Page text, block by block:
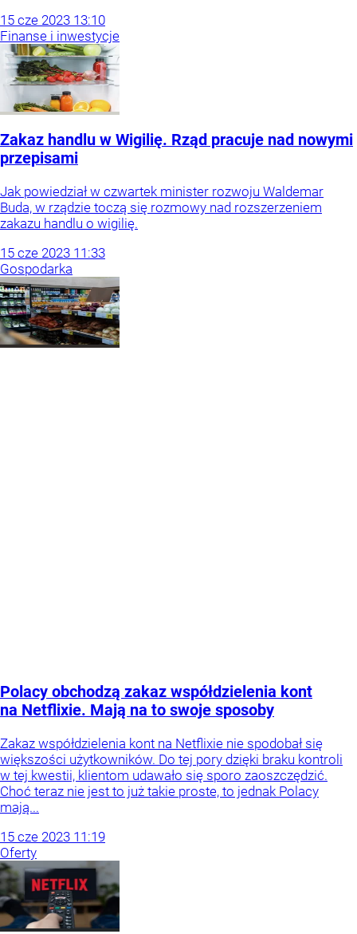
15 cze 2023 13:10
Finanse i inwestycje
Zakaz handlu w Wigilię. Rząd pracuje nad nowymi
przepisami
Jak powiedział w czwartek minister rozwoju Waldemar
Buda, w rządzie toczą się rozmowy nad rozszerzeniem
zakazu handlu o wigilię.
15 cze 2023 11:33
Gospodarka
Polacy obchodzą zakaz współdzielenia kont
na Netflixie. Mają na to swoje sposoby
Zakaz współdzielenia kont na Netflixie nie spodobał się
większości użytkowników. Do tej pory dzięki braku kontroli
w tej kwestii, klientom udawało się sporo zaoszczędzić.
Choć teraz nie jest to już takie proste, to jednak Polacy
mają...
15 cze 2023 11:19
Oferty